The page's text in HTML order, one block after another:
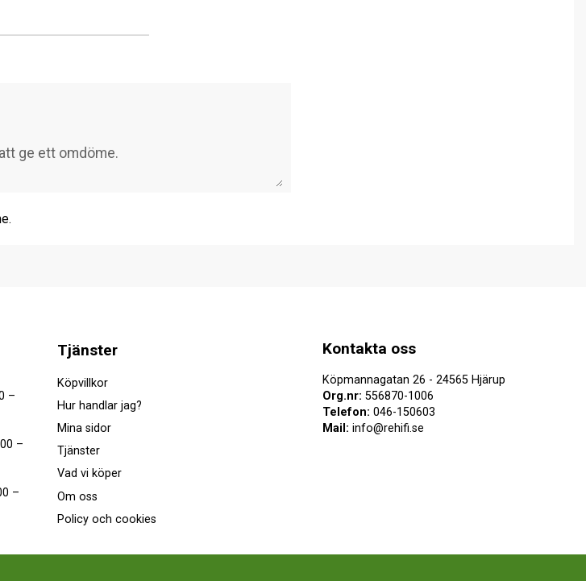
–
–
–
Kontakta oss
Köpmannagatan 26 - 24565 Hjärup
Org.nr: 556870-1006
Telefon: 046-150603
Mail: info@rehifi.se
Tjänster
Köpvillkor
Hur handlar jag?
Mina sidor
Tjänster
Vad vi köper
Om oss
Policy och cookies